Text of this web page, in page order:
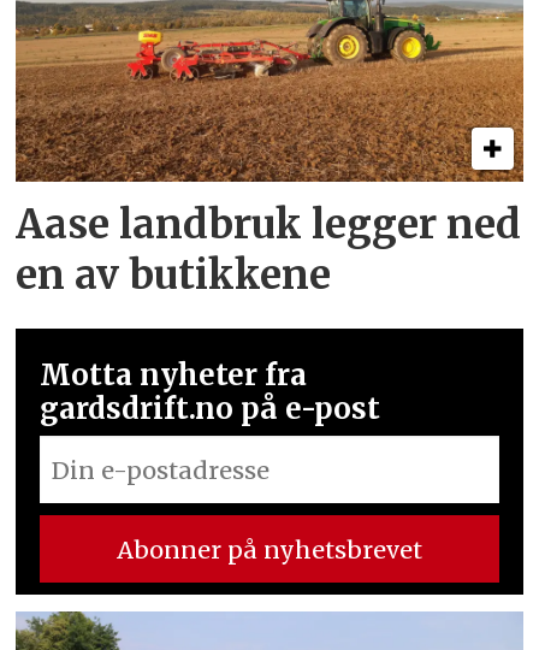
Aase landbruk legger ned
en av butikkene
Motta nyheter fra
gardsdrift.no på e-post